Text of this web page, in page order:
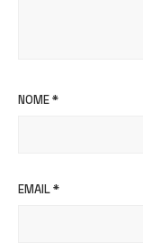
NOME*
EMAIL*